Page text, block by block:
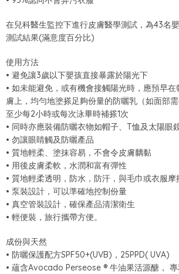
在兒科醫生監控下進行皮膚醫學測試，為43名
測試結果(滿意度百分比)
使用方法
• 避免讓3歲以下嬰孩直接暴露於陽光下
• 如未能避免，或有機會接觸陽光時，應預早
膚上，均勻地塗搽足夠份量的防曬乳（如面部
至少每2小時或每次泳畢時補搽1次
• 同時亦應裝備防曬衣物如帽子、T恤及太陽眼
• 勿讓眼睛觸及防曬產品
• 質地輕柔、塗抹容易，不會令皮膚黐黏
• 用後皮膚柔軟，水潤和富有彈性
• 質地輕柔透明，防水，防汗，與毛巾或衣服
• 泵裝設計，可以準確地控制份量
• 真空管裝設計，確保產品清潔衛生
• 輕便裝，旅行攜帶方便。
成份與天然
• 防曬保護配方SPF50+(UVB)，25PPD( UVA)
• 蘊含Avocado Perseose ® 牛油果活源醣，